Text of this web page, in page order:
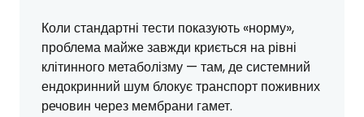
Коли стандартні тести показують «норму»,
проблема майже завжди криється на рівні
клітинного метаболізму — там, де системний
ендокринний шум блокує транспорт поживних
речовин через мембрани гамет.